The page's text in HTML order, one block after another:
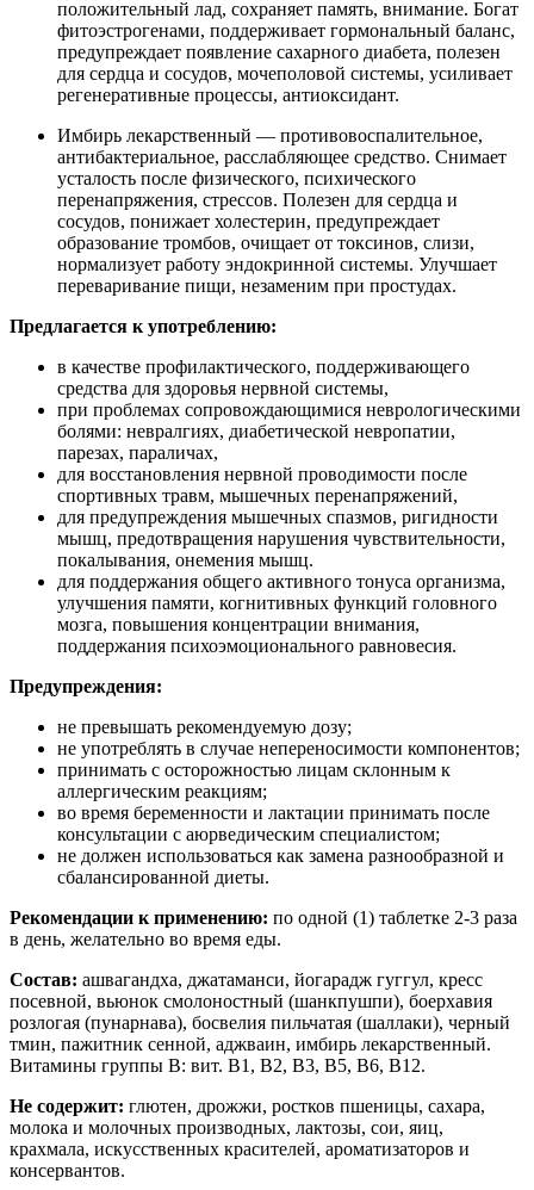
положительный лад, сохраняет память, внимание. Богат
фитоэстрогенами, поддерживает гормональный баланс,
предупреждает появление сахарного диабета, полезен
для сердца и сосудов, мочеполовой системы, усиливает
регенеративные процессы, антиоксидант.
Имбирь лекарственный — противовоспалительное,
антибактериальное, расслабляющее средство. Снимает
усталость после физического, психического
перенапряжения, стрессов. Полезен для сердца и
сосудов, понижает холестерин, предупреждает
образование тромбов, очищает от токсинов, слизи,
нормализует работу эндокринной системы. Улучшает
переваривание пищи, незаменим при простудах.
Предлагается к употреблению:
в качестве профилактического, поддерживающего
средства для здоровья нервной системы,
при проблемах сопровождающимися неврологическими
болями: невралгиях, диабетической невропатии,
парезах, параличах,
для восстановления нервной проводимости после
спортивных травм, мышечных перенапряжений,
для предупреждения мышечных спазмов, ригидности
мышц, предотвращения нарушения чувствительности,
покалывания, онемения мышц.
для поддержания общего активного тонуса организма,
улучшения памяти, когнитивных функций головного
мозга, повышения концентрации внимания,
поддержания психоэмоционального равновесия.
Предупреждения:
не превышать рекомендуемую дозу;
не употреблять в случае непереносимости компонентов;
принимать с осторожностью лицам склонным к
аллергическим реакциям;
во время беременности и лактации принимать после
консультации с аюрведическим специалистом;
не должен использоваться как замена разнообразной и
сбалансированной диеты.
Рекомендации к применению: по одной (1) таблетке 2-3 раза
в день, желательно во время еды.
Состав: ашвагандха, джатаманси, йогарадж гуггул, кресс
посевной, вьюнок смолоностный (шанкпушпи), боерхавия
розлогая (пунарнава), босвелия пильчатая (шаллаки), черный
тмин, пажитник сенной, аджваин, имбирь лекарственный.
Витамины группы В: вит. В1, В2, В3, В5, В6, В12.
Не содержит: глютен, дрожжи, ростков пшеницы, сахара,
молока и молочных производных, лактозы, сои, яиц,
крахмала, искусственных красителей, ароматизаторов и
консервантов.